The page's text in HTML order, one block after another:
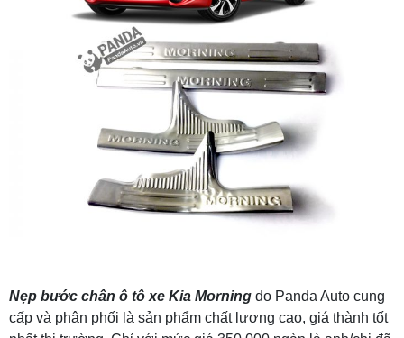
Nẹp bước chân ô tô xe Kia Morning do Panda Auto cung
cấp và phân phối là sản phẩm chất lượng cao, giá thành tốt